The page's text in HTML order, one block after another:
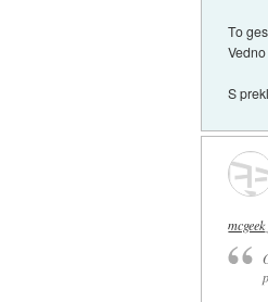
To
S
mcgeek